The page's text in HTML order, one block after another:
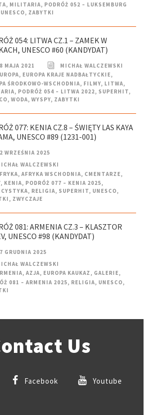
, MILITARIA, PODRÓŻ 052 – LUKSEMBURG
UNESCO, ZABYTKI
054: LITWA CZ.1 – ZAMEK W
UNESCO #60 (KANDYDAT)
MAJA 2021
MICHAŁ WALCZEWSKI
, EUROPA KRAJE NADBAŁTYCKIE,
ŚRODKOWO-WSCHODNIA, FILMY, LITWA,
, PODRÓŻ 054 – LITWA 2022, SUPERHIT,
, WODA, WYSPY, ZABYTKI
077: KENIA CZ.8 – ŚWIĘTY LAS KAYA
UNESCO #89 (1231-001)
WRZEŚNIA 2025
WALCZEWSKI
, AFRYKA WSCHODNIA, CMENTARZE,
, KENIA, PODRÓŻ 077 – KENIA 2025,
, RELIGIA, SUPERHIT, UNESCO,
, ZWYCZAJE
081: ARMENIA CZ.3 – KLASZTOR
UNESCO #98 (KANDYDAT)
GRUDNIA 2025
WALCZEWSKI
, AZJA, EUROPA KAUKAZ , GALERIE,
081 – ARMENIA 2025, RELIGIA, UNESCO,
Us
Facebook Youtube